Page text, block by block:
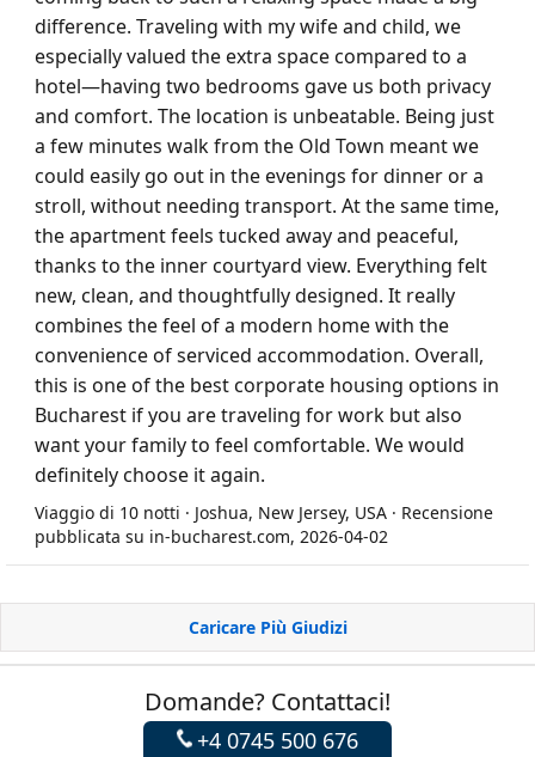
difference. Traveling with my wife and child, we
especially valued the extra space compared to a
hotel—having two bedrooms gave us both privacy
and comfort. The location is unbeatable. Being just
a few minutes walk from the Old Town meant we
could easily go out in the evenings for dinner or a
stroll, without needing transport. At the same time,
the apartment feels tucked away and peaceful,
thanks to the inner courtyard view. Everything felt
new, clean, and thoughtfully designed. It really
combines the feel of a modern home with the
convenience of serviced accommodation. Overall,
this is one of the best corporate housing options in
Bucharest if you are traveling for work but also
want your family to feel comfortable. We would
definitely choose it again.
Viaggio di 10 notti · Joshua, New Jersey, USA · Recensione
pubblicata su in-bucharest.com, 2026-04-02
Caricare Più Giudizi
Domande? Contattaci!
+4 0745 500 676